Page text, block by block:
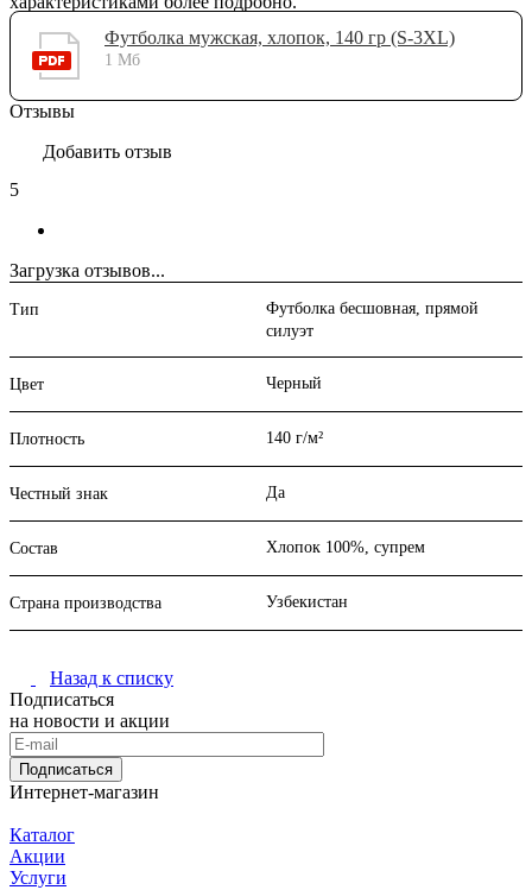
Футболка мужская, хлопок, 140 гр (S-3XL)
1 Мб
Отзывы
Загрузка отзывов...
5
Добавить отзыв
Тип
Футболка бесшовная, прямой
силуэт
Цвет Черный
Плотность 140 г/м²
Честный знак Да
Состав Хлопок 100%, супрем
Страна производства Узбекистан
Назад к списку
Подписаться
на новости и акции
Подписаться
Интернет-магазин
Каталог
Акции
Услуги